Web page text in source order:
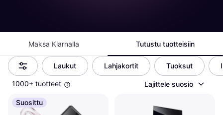
Maksa Klarnalla Tutustu tuotteisiin
Laukut Lahjakortit Tuoksut
1000+ tuotteet Lajittele suosio
Suosittu